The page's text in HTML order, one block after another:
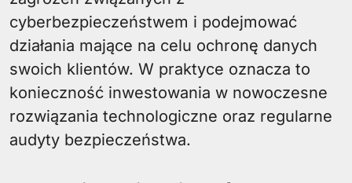
cyberbezpieczeństwem i podejmować
działania mające na celu ochronę danych
swoich klientów. W praktyce oznacza to
konieczność inwestowania w nowoczesne
rozwiązania technologiczne oraz regularne
audyty bezpieczeństwa.